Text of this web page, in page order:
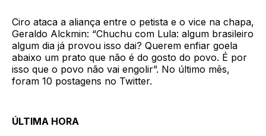
Ciro ataca a aliança entre o petista e o vice na chapa,
Geraldo Alckmin: “Chuchu com Lula: algum brasileiro
algum dia já provou isso dai? Querem enfiar goela
abaixo um prato que não é do gosto do povo. É por
isso que o povo não vai engolir”. No último mês,
foram 10 postagens no Twitter.
ÚLTIMA HORA